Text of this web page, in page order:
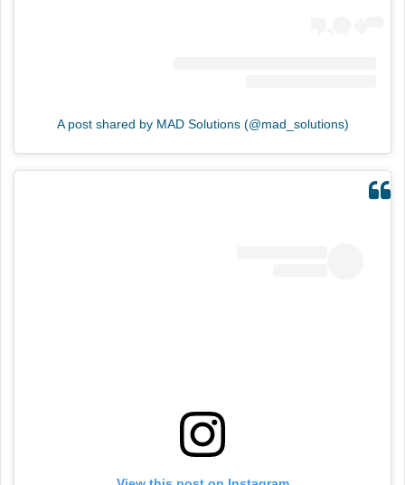
A post shared by MAD Solutions (@mad_solutions)